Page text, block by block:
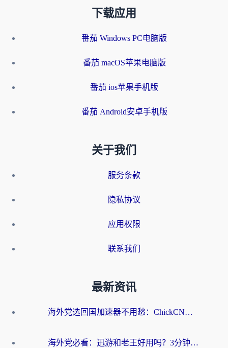
下载应用
番茄 Windows PC电脑版
番茄 macOS苹果电脑版
番茄 ios苹果手机版
番茄 Android安卓手机版
关于我们
服务条款
隐私协议
应用权限
联系我们
最新资讯
海外党选回国加速器不用愁：ChickCN和洞见哪个好？一篇搞定所有疑问
海外党必看：迅游和老王好用吗？3分钟选对加速国内网络的加速器